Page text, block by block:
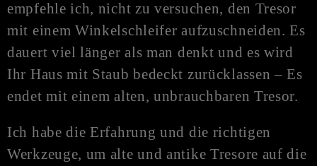
empfehle ich, nicht zu versuchen, den Tresor
mit einem Winkelschleifer aufzuschneiden. Es
dauert viel länger als man denkt und es wird
Ihr Haus mit Staub bedeckt zurücklassen – Es
endet mit einem alten, unbrauchbaren Tresor.
Ich habe die Erfahrung und die richtigen
Werkzeuge, um alte und antike Tresore auf die